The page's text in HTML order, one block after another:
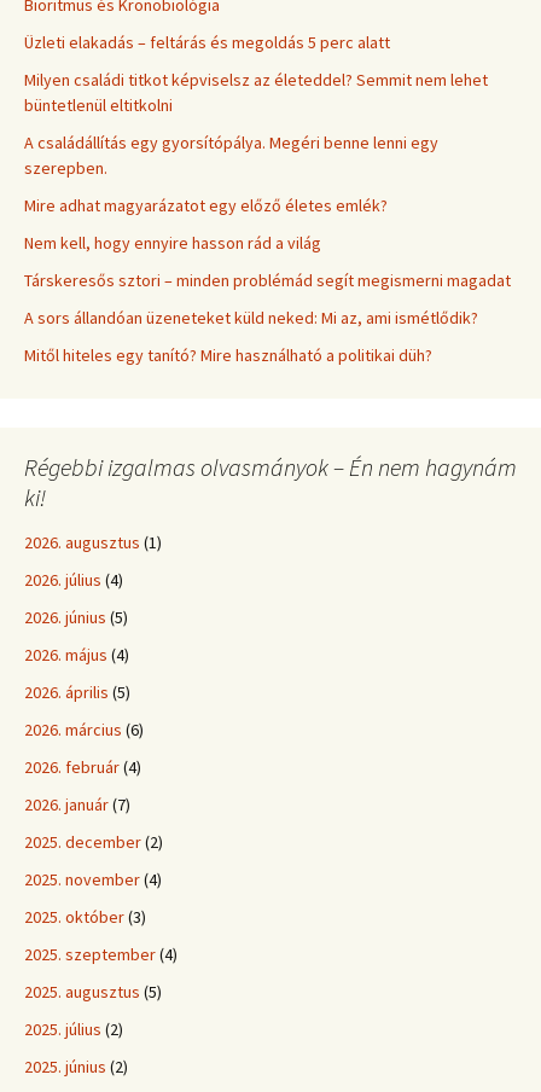
Bioritmus és Kronobiológia
Üzleti elakadás – feltárás és megoldás 5 perc alatt
Milyen családi titkot képviselsz az életeddel? Semmit nem lehet
büntetlenül eltitkolni
A családállítás egy gyorsítópálya. Megéri benne lenni egy
szerepben.
Mire adhat magyarázatot egy előző életes emlék?
Nem kell, hogy ennyire hasson rád a világ
Társkeresős sztori – minden problémád segít megismerni magadat
A sors állandóan üzeneteket küld neked: Mi az, ami ismétlődik?
Mitől hiteles egy tanító? Mire használható a politikai düh?
Régebbi izgalmas olvasmányok – Én nem hagynám
ki!
2026. augusztus (1)
2026. július (4)
2026. június (5)
2026. május (4)
2026. április (5)
2026. március (6)
2026. február(4)
2026. január(7)
2025. december(2)
2025. november(4)
2025. október(3)
2025. szeptember(4)
2025. augusztus (5)
2025. július (2)
2025. június (2)